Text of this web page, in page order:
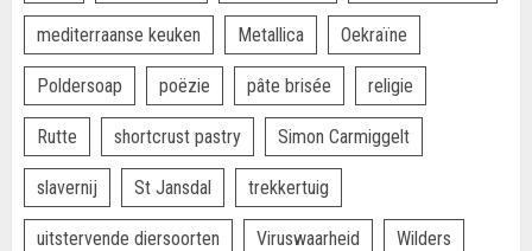
mediterraanse keuken Metallica Oekraïne
Poldersoap poëzie pâte brisée religie
Rutte shortcrust pastry Simon Carmiggelt
slavernij St Jansdal trekkertuig
uitstervende diersoorten Viruswaarheid Wilders